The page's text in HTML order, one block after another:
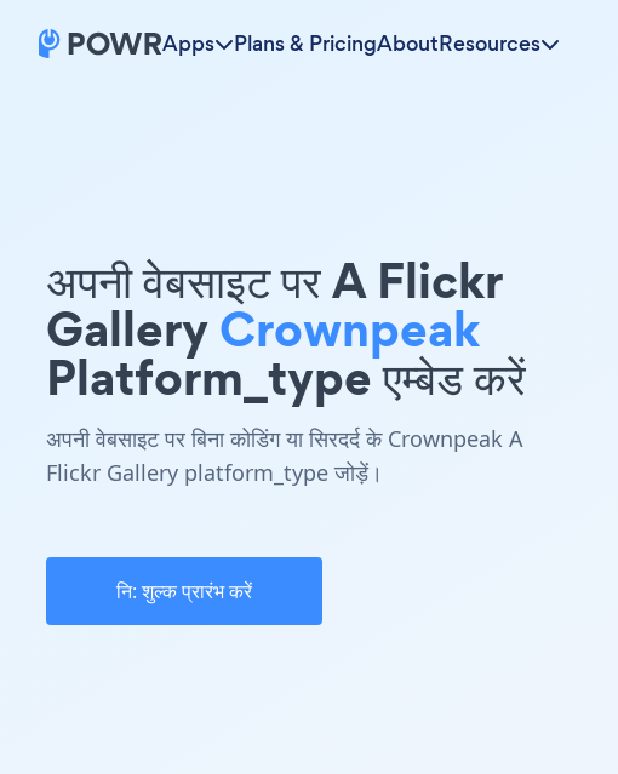
Apps Plans & PricingAboutResources
अपनी वेबसाइट पर A Flickr
GalleryCrownpeak
Platform_type एम्बेड करें
अपनी वेबसाइट पर बिना कोडिंग या सिरदर्द के Crownpeak A
Flickr Gallery platform_type जोड़ें।
नि: शुल्क प्रारंभ करें